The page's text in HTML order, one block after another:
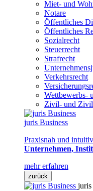
Miet- und
Notare
Öffentliches
Öffentliches
Sozialrecht
Steuerrecht
Strafrecht
Verkehrsrecht
Wettbewerbs-
Zivil- und
juris Business
Praxisnah und
Unternehmen,
mehr erfahren
zurück
juris